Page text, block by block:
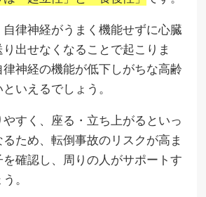
律神経がうまく機能せずに心臓
出せなくなることで起こりま
神経の機能が低下しがちな高齢
いえるでしょう。
すく、座る・立ち上がるといっ
ため、転倒事故のリスクが高ま
確認し、周りの人がサポートす
。